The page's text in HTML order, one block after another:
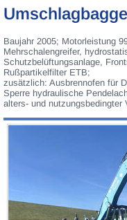
Baujahr 2005; Motorleistung
Mehrschalengreifer,
Schutzbelüftungsanlage,
Rußpartikelfilter ETB;
zusätzlich: Ausbrennofen für
Sperre hydraulische
alters- und nutzungsbedingter